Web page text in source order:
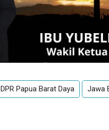
DPR Papua Barat Daya Jawa